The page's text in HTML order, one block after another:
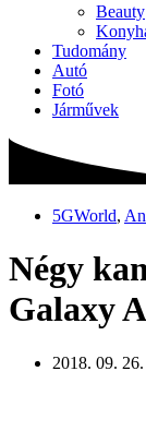
Beauty
Tudomány
Autó
Fotó
Járművek
5GWorld,
Négy
Galaxy
2018. 09. 26.